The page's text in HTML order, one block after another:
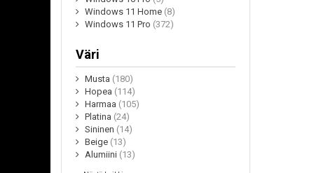
Windows 11 Home (8)
Windows 11 Pro (372)
Väri
Musta (180)
Hopea (114)
Harmaa (105)
Platina (24)
Sininen (14)
Beige (13)
Alumiini (13)